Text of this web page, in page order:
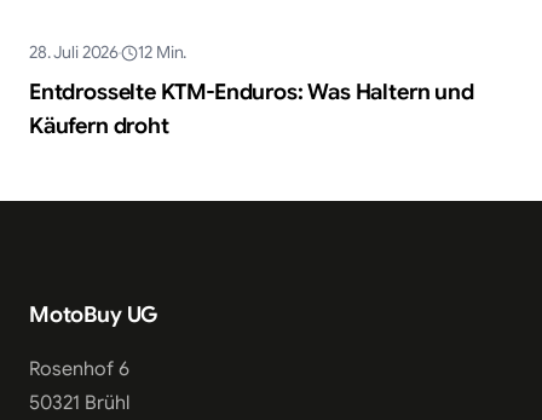
Ratgeber
28. Juli 2026 12Min.
Entdrosselte KTM-Enduros: Was Haltern und
Käufern droht
MotoBuy UG
Rosenhof 6
50321 Brühl